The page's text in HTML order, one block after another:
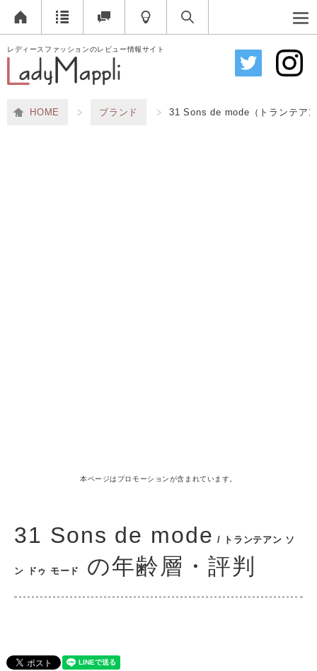
レディースファッションのレビュー情報サイト
HOME ブランド 31 Sons de mode（トランテア
本ページはプロモーションが含まれています。
31 Sons de mode / トランテアン ソ
ン ドゥ モード の年齢層・評判